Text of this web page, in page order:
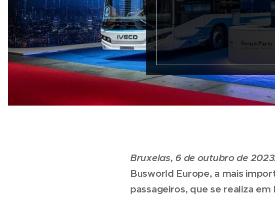
Bruxelas, 6 de outubro de
Busworld Europe, a mais
passageiros, que se realiza